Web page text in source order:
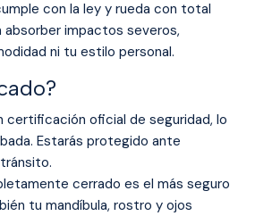
con la ley y rueda con total
impactos severos,
ni tu estilo personal.
certificación oficial de seguridad, lo
Estarás protegido ante
cerrado es el más seguro
tu mandíbula, rostro y ojos